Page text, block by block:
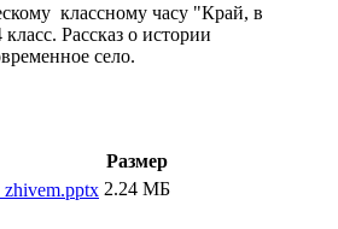
классному часу "Край, в
Рассказ о истории
село.
Размер
2.24 МБ